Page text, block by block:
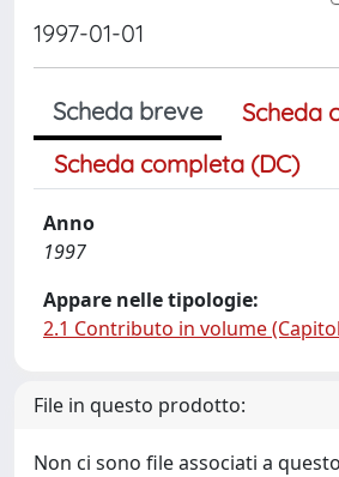
1997-01-01
Scheda breve
Scheda
Scheda completa (DC)
Anno
1997
Appare nelle tipologie:
2.1 Contributo in volume
File in questo prodotto:
Non ci sono file associati a